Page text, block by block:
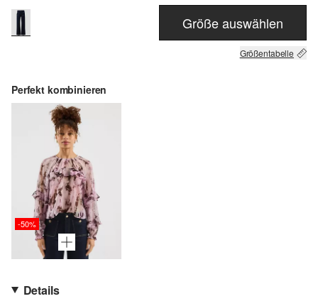
Größe auswählen
Größentabelle
Perfekt kombinieren
-50%
Details